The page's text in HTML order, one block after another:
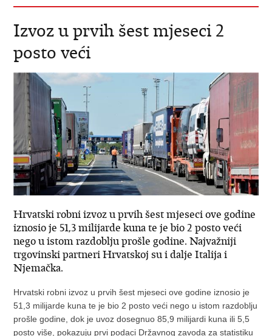
Izvoz u prvih šest mjeseci 2
posto veći
Hrvatski robni izvoz u prvih šest mjeseci ove godine
iznosio je 51,3 milijarde kuna te je bio 2 posto veći
nego u istom razdoblju prošle godine. Najvažniji
trgovinski partneri Hrvatskoj su i dalje Italija i
Njemačka.
Hrvatski robni izvoz u prvih šest mjeseci ove godine iznosio je
51,3 milijarde kuna te je bio 2 posto veći nego u istom razdoblju
prošle godine, dok je uvoz dosegnuo 85,9 milijardi kuna ili 5,5
posto više, pokazuju prvi podaci Državnog zavoda za statistiku